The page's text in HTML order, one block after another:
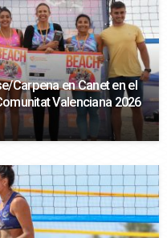
Carpena en Canet en el
Valenciana 2026